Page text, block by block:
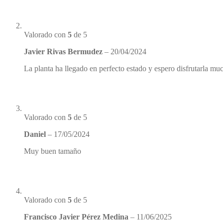
Valorado con 5 de 5
Javier Rivas Bermudez – 20/04/2024
La planta ha llegado en perfecto estado y espero disfrutarla
Valorado con 5 de 5
Daniel – 17/05/2024
Muy buen tamaño
Valorado con 5 de 5
Francisco Javier Pérez Medina – 11/06/2025